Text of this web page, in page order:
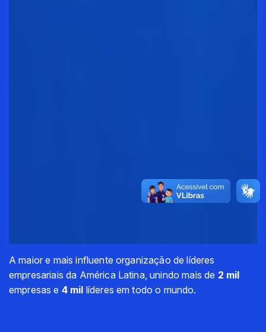
A maior e mais influente organização de líderes
empresariais da América Latina, unindo mais de 2 mil
empresas e 4 mil líderes em todo o mundo.